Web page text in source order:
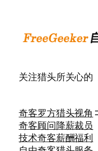
关注猎头所关心的
奇客罗方
奇客顾问
技术奇客
猎头视角
降薪裁员
薪酬福利